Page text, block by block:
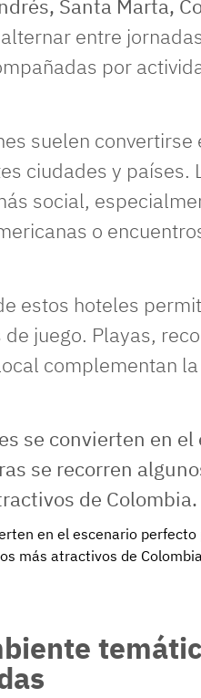
Santa Marta,
entre
por
suelen convertirse
ciudades y países.
social,
o
estos hoteles
juego. Playas,
complementan
en el escenario
más atractivos de